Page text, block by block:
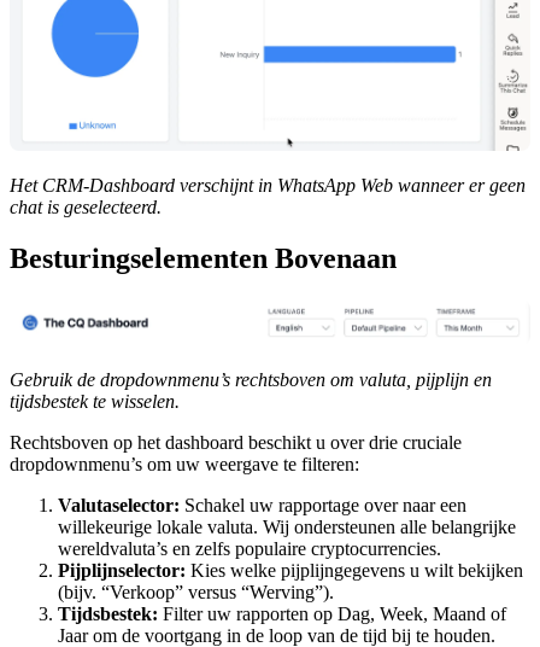
Het CRM-Dashboard verschijnt in WhatsApp Web wanneer er geen
chat is geselecteerd.
Besturingselementen Bovenaan
Gebruik de dropdownmenu’s rechtsboven om valuta, pijplijn en
tijdsbestek te wisselen.
Rechtsboven op het dashboard beschikt u over drie cruciale
dropdownmenu’s om uw weergave te filteren:
Valutaselector: Schakel uw rapportage over naar een
willekeurige lokale valuta. Wij ondersteunen alle belangrijke
wereldvaluta’s en zelfs populaire cryptocurrencies.
Pijplijnselector: Kies welke pijplijngegevens u wilt bekijken
(bijv. “Verkoop” versus “Werving”).
Tijdsbestek: Filter uw rapporten op Dag, Week, Maand of
Jaar om de voortgang in de loop van de tijd bij te houden.